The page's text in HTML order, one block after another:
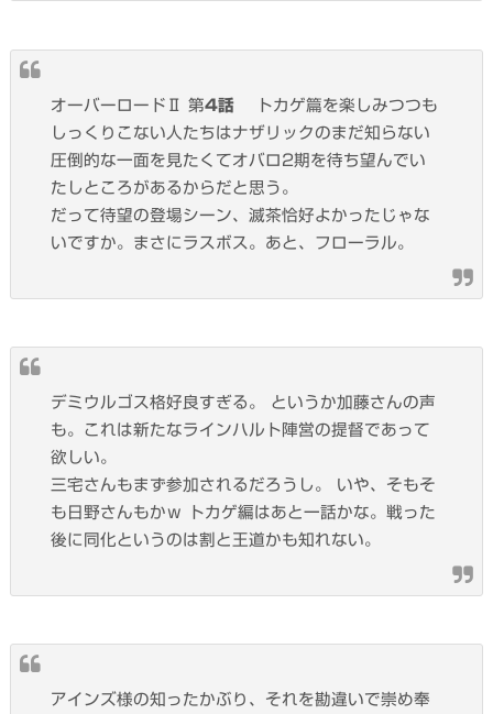
オーバーロードⅡ 第4話 トカゲ篇を楽しみつつも
しっくりこない人たちはナザリックのまだ知らない
圧倒的な一面を見たくてオバロ2期を待ち望んでい
たしところがあるからだと思う。
だって待望の登場シーン、滅茶恰好よかったじゃな
いですか。まさにラスボス。あと、フローラル。
デミウルゴス格好良すぎる。 というか加藤さんの声
も。これは新たなラインハルト陣営の提督であって
欲しい。
三宅さんもまず参加されるだろうし。 いや、そもそ
も日野さんもかｗ トカゲ編はあと一話かな。戦った
後に同化というのは割と王道かも知れない。
アインズ様の知ったかぶり、それを勘違いで崇め奉